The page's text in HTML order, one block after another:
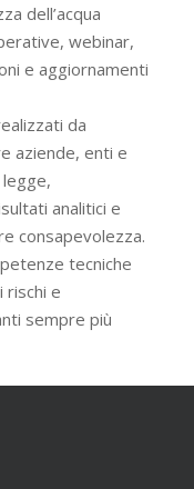
dell’acqua
webinar,
e aggiornamenti
da
aziende, enti e
analitici e
consapevolezza.
tecniche
rischi e
sempre più